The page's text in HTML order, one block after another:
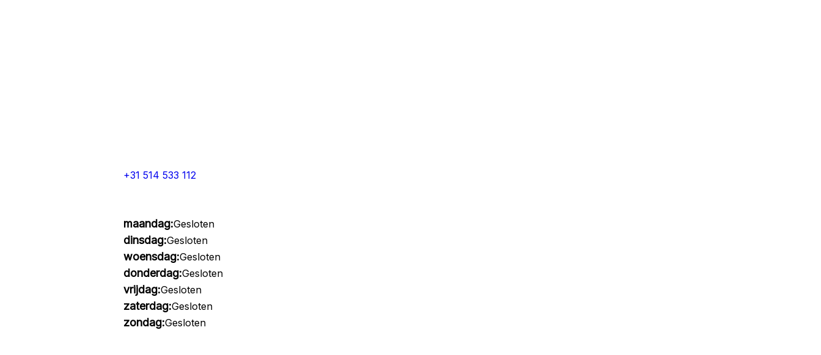
+31 514 533 112
maandag:Gesloten
dinsdag:Gesloten
woensdag:Gesloten
donderdag:Gesloten
vrijdag:Gesloten
zaterdag:Gesloten
zondag:Gesloten